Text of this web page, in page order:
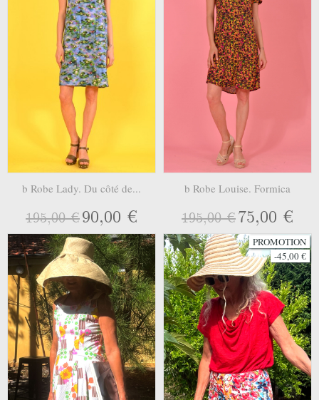
b Robe Lady. Du côté de...
195,00 €90,00 €
b Robe Louise. Formica
195,00 €75,00 €
PROMOTION
-45,00 €